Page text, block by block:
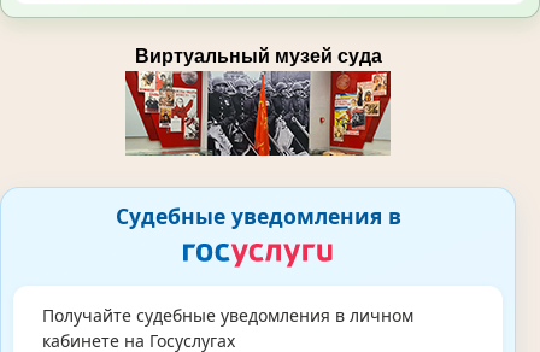
Виртуальный музей суда
Судебные уведомления в
Получайте судебные уведомления в личном
кабинете на Госуслугах